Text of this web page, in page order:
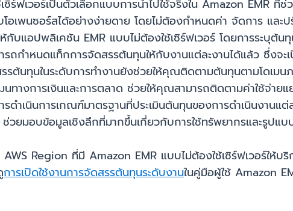
ร์ฟเวอร์เป็นตัวเลือกแบบการนำไปใช้จริงใน Amazon EMR ที่
อเพนซอร์สได้อย่างง่ายดาย โดยไม่ต้องกำหนดค่า จัดการ แล
บแอปพลิเคชัน EMR แบบไม่ต้องใช้เซิร์ฟเวอร์ โดยการระบุต้
กำหนดแท็กการจัดสรรต้นทุนให้กับงานแต่ละงานได้แล้ว ซึ่งจะเ
รต้นทุนในระดับการทำงานยังช่วยให้คุณติดตามต้นทุนตามโดเม
นทางการเงินและการตลาด ช่วยให้คุณสามารถติดตามค่าใช้จ่า
รดำเนินการเกณฑ์มาตรฐานที่ประเมินต้นทุนของการดำเนินงานแ
วยมอบข้อมูลเชิงลึกที่มากขึ้นเกี่ยวกับการใช้ทรัพยากรและรูปแบบ
AWS Region ที่มี Amazon EMR แบบไม่ต้องใช้เซิร์ฟเวอร์ใ
การเปิดใช้งานการจัดสรรต้นทุนระดับงานในคู่มือผู้ใช้ Amazon